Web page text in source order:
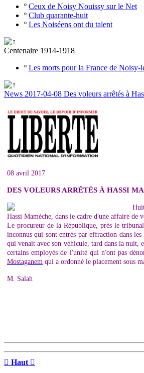
º Ceux de Noisy Nouissy sur le Net
º Club quarante-huit
º Les Noiséens ont du talent
Centenaire 1914-1918
º Les morts pour la France de Noisy-
News 2017-04-08 Des voleurs arrêtés à
08 avril 2017
DES VOLEURS ARRÊTÉS À HASSI
Hassi Mamèche, dans le cadre d'une affaire de
Le procureur de la République, près le
inconnus qui sont entrés par effraction dans
qui venait avec son véhicule, tard dans la nuit,
certains employés de l'unité qui n'ont pas
Mostaganem qui a ordonné le placement sous
M. Salah
 Haut 